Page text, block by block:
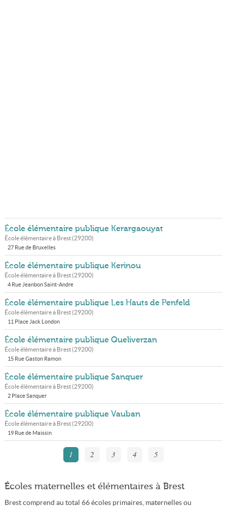
École élémentaire publique Kerargaouyat
École élémentaire à Brest(29200)
27 Rue de Bruxelles
École élémentaire publique Kerinou
École élémentaire à Brest(29200)
4 Rue Jeanbon Saint-Andre
École élémentaire publique Les Hauts de Penfeld
École élémentaire à Brest(29200)
11 Place Jack London
École élémentaire publique Queliverzan
École élémentaire à Brest(29200)
15 Rue Gaston Ramon
École élémentaire publique Sanquer
École élémentaire à Brest(29200)
2 Place Sanquer
École élémentaire publique Vauban
École élémentaire à Brest(29200)
19 Rue de Maissin
1 2 3 4 5
Écoles maternelles et élémentaires à Brest
Brest comprend au total 66 écoles primaires, maternelles ou